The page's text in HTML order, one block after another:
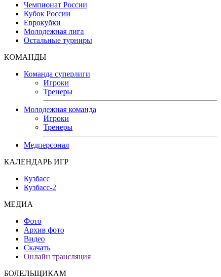
Чемпионат России
Кубок России
Еврокубки
Молодежная лига
Остальные турниры
КОМАНДЫ
Команда суперлиги
Игроки
Тренеры
Молодежная команда
Игроки
Тренеры
Медперсонал
КАЛЕНДАРЬ ИГР
Кузбасс
Кузбасс-2
МЕДИА
Фото
Архив фото
Видео
Скачать
Онлайн трансляция
БОЛЕЛЬЩИКАМ